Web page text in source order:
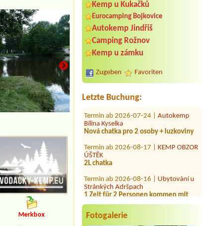
Kemp u Kukačků
Eurocamping Bojkovice
Autokemp Jindřiš
Camping Rožnov
Kemp u zámku
Zugeben Favoriten
Letzte Buchung:
Termin ab 2026-08-07 |
Ejpovice
Prosím 1 místo pro stan,auto a 2
osoby.
Termin ab 2026-08-08 |AUTO-AQUA-
CYCLO CAMP Ostrožská Nová Ves
Termin ab 2026-07-24 |
Nová chatka pro 2 osoby + luzkoviny
Termin ab 2026-08-17 |KEMP OBZOR
2L chatka
Termin ab 2026-08-16 |
1 Zelt für 2 Personen kommen mit
Auto
Termin ab 2026-07-30 |Koupaliště a
kemp Křtiny
1x dodávka s elektrickou přípojkou
Fotogalerie
Merkbox